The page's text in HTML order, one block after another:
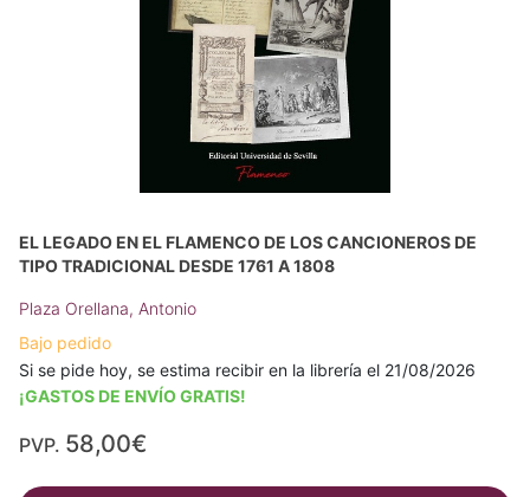
EL LEGADO EN EL FLAMENCO DE LOS CANCIONEROS DE
TIPO TRADICIONAL DESDE 1761 A 1808
Plaza Orellana, Antonio
Bajo pedido
Si se pide hoy, se estima recibir en la librería el 21/08/2026
¡GASTOS DE ENVÍO GRATIS!
PVP. 58,00€